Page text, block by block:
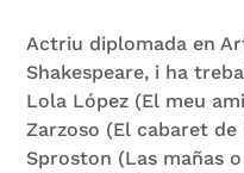
Actriu diplomada en
Shakespeare, i ha
Lola López (El meu
Zarzoso (El cabaret
Sproston (Las mañas